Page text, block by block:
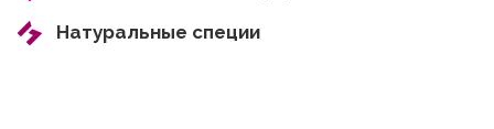
Натуральные специи